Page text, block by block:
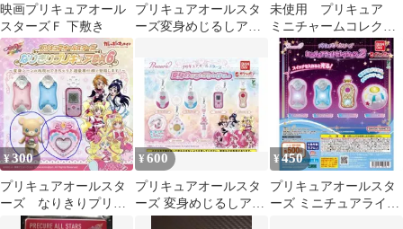
映画プリキュアオール
スターズＦ 下敷き
プリキュアオールスタ
ーズ変身めじるしアク
コロパフューム
未使用 プリキュア
ミニチャームコレクシ
ョン プリキュアオー
ルスターズ セット
¥300
プリキュアオールスタ
ーズ なりきりプリキ
ュアDX6
¥600
プリキュアオールスタ
ーズ 変身めじるしアク
セサリー 【リンクル
¥450
プリキュアオールスタ
ーズ ミニチュアライト